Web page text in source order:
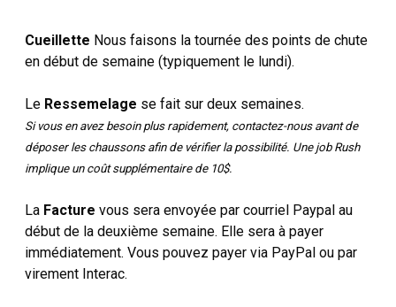
Cueillette Nous faisons la tournée des points de chute
en début de semaine (typiquement le lundi).
Le Ressemelage se fait sur deux semaines.
Si vous en avez besoin plus rapidement, contactez-nous avant de
déposer les chaussons afin de vérifier la possibilité. Une job Rush
implique un coût supplémentaire de 10$.
La Facture vous sera envoyée par courriel Paypal au
début de la deuxième semaine. Elle sera à payer
immédiatement. Vous pouvez payer via PayPal ou par
virement Interac.